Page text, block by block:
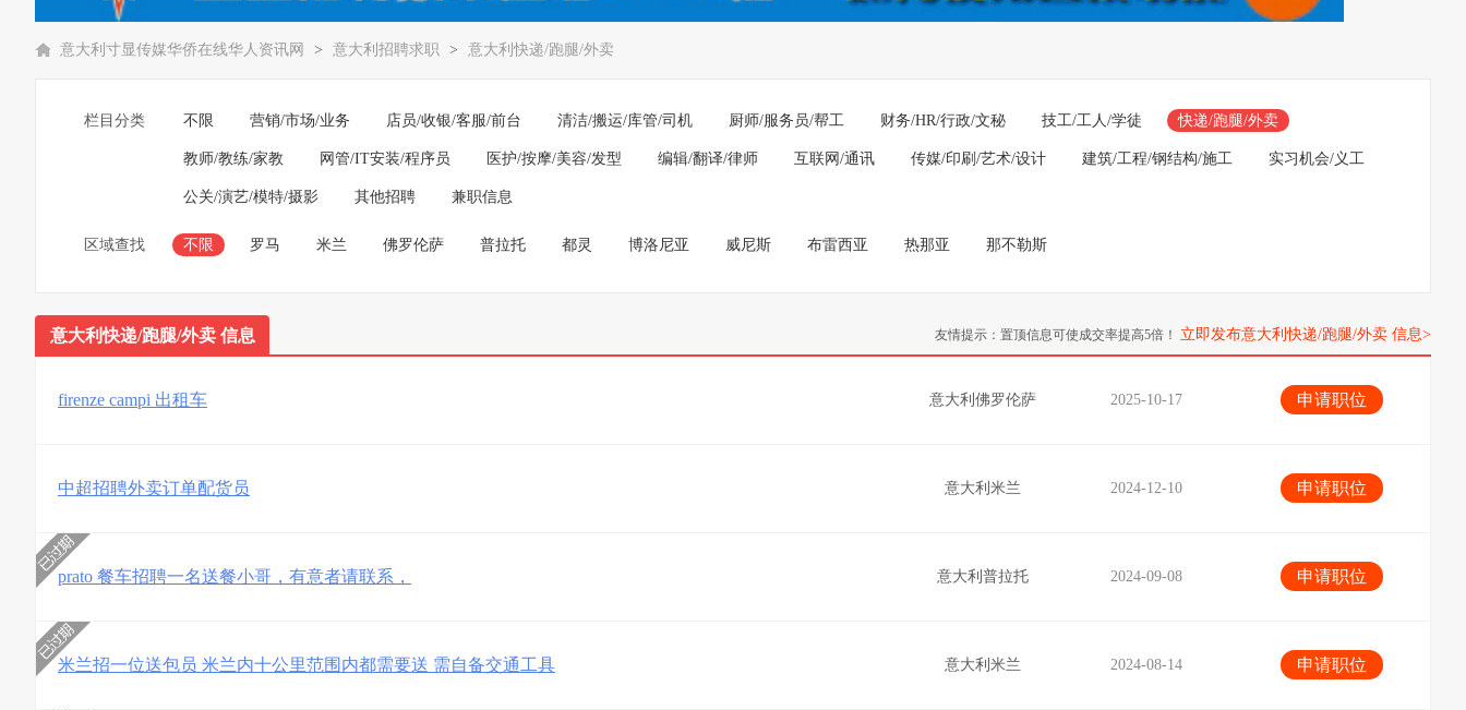
意大利寸显传媒华侨在线华人资讯网 > 意大利招聘求职 > 意大利快递/跑腿/外卖
栏目分类 不限 营销/市场/业务 店员/收银/客服/前台 清洁/搬运/库管/司机 厨师/服务员/帮工 财务/HR/行政/文秘 技工/工人/学徒 快递/跑腿/外卖
教师/教练/家教 网管/IT安装/程序员 医护/按摩/美容/发型 编辑/翻译/律师 互联网/通讯 传媒/印刷/艺术/设计 建筑/工程/钢结构/施工 实习机会/义工
公关/演艺/模特/摄影 其他招聘 兼职信息
区域查找 不限 罗马 米兰 佛罗伦萨 普拉托 都灵 博洛尼亚 威尼斯 布雷西亚 热那亚 那不勒斯
意大利快递/跑腿/外卖 信息 友情提示：置顶信息可使成交率提高5倍！ 立即发布意大利快递/跑腿/外卖 信息>
firenze campi 出租车 申请职位
2025-10-17
意大利佛罗伦萨
中超招聘外卖订单配货员 申请职位
2024-12-10
意大利米兰
prato 餐车招聘一名送餐小哥，有意者请联系， 申请职位
2024-09-08
意大利普拉托
米兰招一位送包员 米兰内十公里范围内都需要送 需自备交通工具 申请职位
2024-08-14
意大利米兰